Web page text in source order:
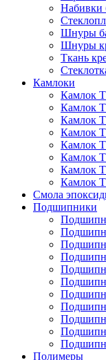
Набивки
Шнуры
Шнуры
Ткань
Камлоки
Камлок
Камлок
Камлок
Камлок
Камлок
Камлок
Камлок
Камлок
Смола
Подшипники
Полимеры